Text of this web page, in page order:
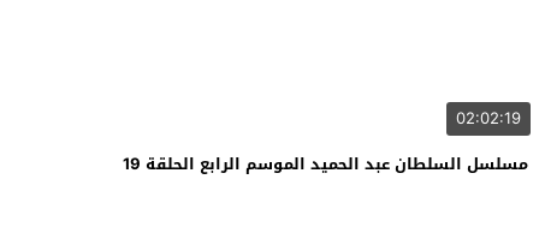
02:02:19
مسلسل السلطان عبد الحميد الموسم الرابع الحلقة 19